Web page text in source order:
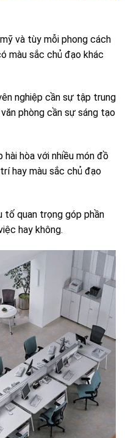
và tùy mỗi phong cách
màu sắc chủ đạo khác
nghiệp cần sự tập trung
phòng cần sự sáng tạo
hòa với nhiều món đồ
hay màu sắc chủ đạo
tố quan trọng góp phần
hay không.